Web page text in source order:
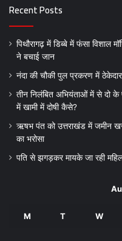
Recent Posts
पिथौरागढ़ में डिब्बे में फंसा विशाल
ने बचाई जान
नंदा की चौकी पुल प्रकरण में
तीन निलंबित अभियंताओं में से दो के
में खामी में दोषी कैसे?
ऋषभ पंत को उत्तराखंड में जमीन
का भरोसा
पति से झगड़कर मायके जा रही
M T W